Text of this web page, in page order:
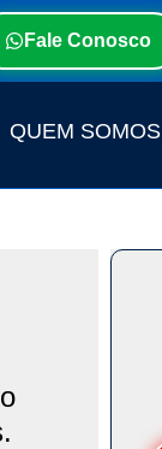
Fale Conosco
QUEM SOMOS